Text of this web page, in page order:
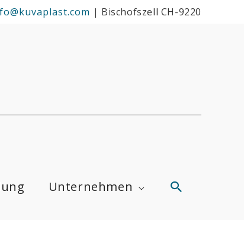
| Bischofszell CH-9220
Unternehmen Suchen